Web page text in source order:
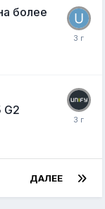
более
G2
ДАЛЕЕ